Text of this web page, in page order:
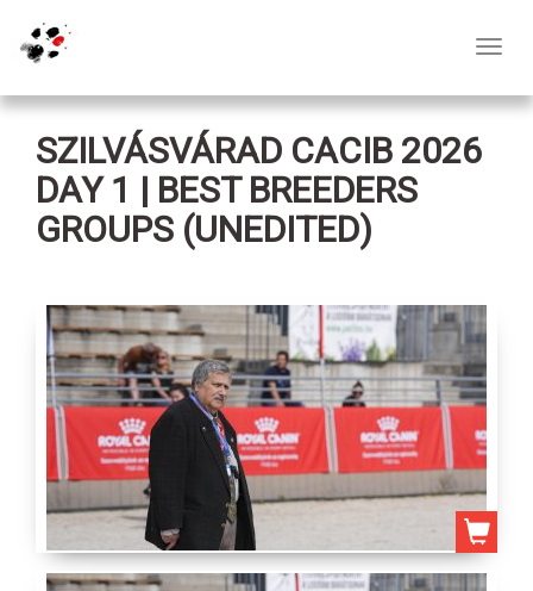
SZILVÁSVÁRAD CACIB 2026
DAY 1 | BEST BREEDERS
GROUPS (UNEDITED)